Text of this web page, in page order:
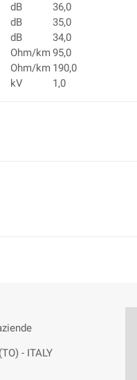
dB
36,0
dB
35,0
dB
34,0
Ohm/km 95,0
Ohm/km 190,0
kV 1,0
- ITALY